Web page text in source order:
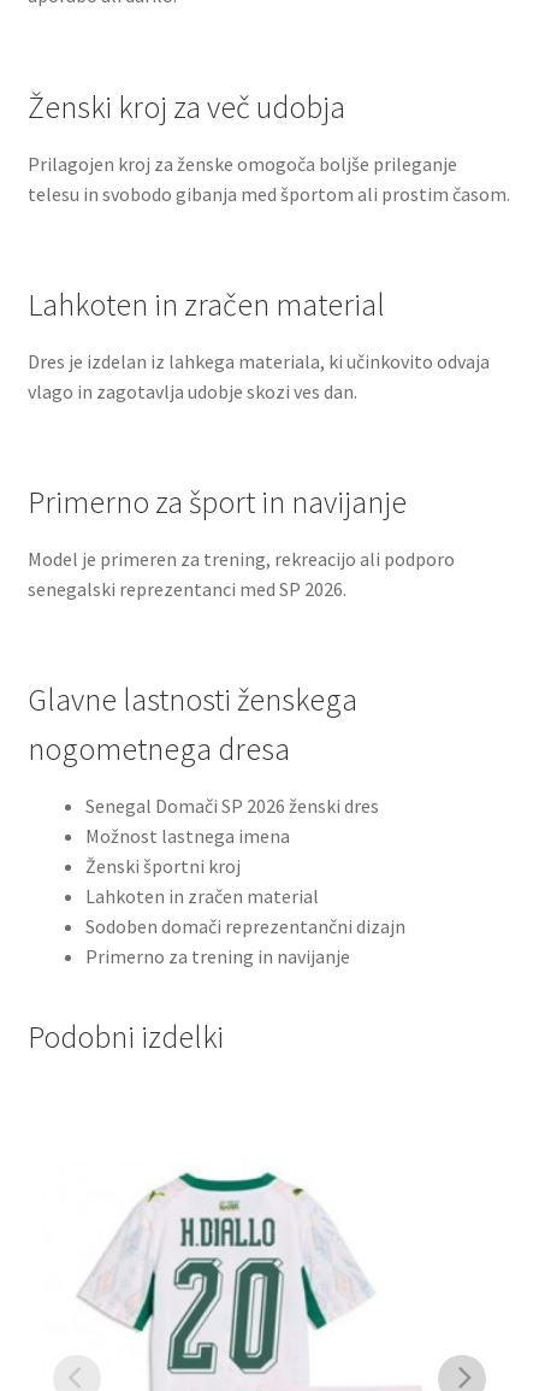
Ženski kroj za več udobja
Prilagojen kroj za ženske omogoča boljše prileganje
telesu in svobodo gibanja med športom ali prostim časom.
Lahkoten in zračen material
Dres je izdelan iz lahkega materiala, ki učinkovito odvaja
vlago in zagotavlja udobje skozi ves dan.
Primerno za šport in navijanje
Model je primeren za trening, rekreacijo ali podporo
senegalski reprezentanci med SP 2026.
Glavne lastnosti ženskega
nogometnega dresa
Senegal Domači SP 2026 ženski dres
Možnost lastnega imena
Ženski športni kroj
Lahkoten in zračen material
Sodoben domači reprezentančni dizajn
Primerno za trening in navijanje
Podobni izdelki